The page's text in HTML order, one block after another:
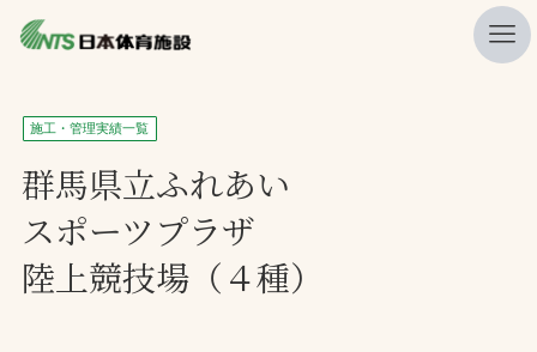
私たちの強み
ニュース
プレスリリース
レポート
施工・管理実績一覧
群馬県立ふれあい
スポーツプラザ
陸上競技場（４種）